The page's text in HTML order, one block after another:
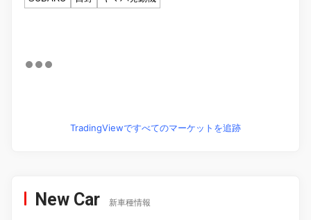
TradingViewですべてのマーケットを追跡
New Car 新車種情報